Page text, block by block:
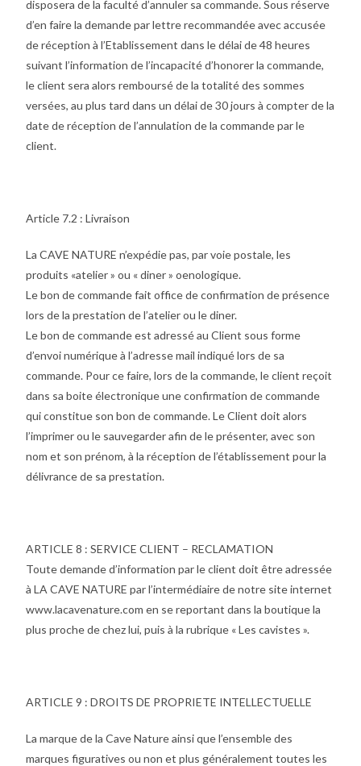
disposera de la faculté d’annuler sa commande. Sous réserve
d’en faire la demande par lettre recommandée avec accusée
de réception à l’Etablissement dans le délai de 48 heures
suivant l’information de l’incapacité d’honorer la commande,
le client sera alors remboursé de la totalité des sommes
versées, au plus tard dans un délai de 30 jours à compter de la
date de réception de l’annulation de la commande par le
client.
Article 7.2 : Livraison
La CAVE NATURE n’expédie pas, par voie postale, les
produits «atelier » ou « diner » oenologique.
Le bon de commande fait office de confirmation de présence
lors de la prestation de l’atelier ou le diner.
Le bon de commande est adressé au Client sous forme
d’envoi numérique à l’adresse mail indiqué lors de sa
commande. Pour ce faire, lors de la commande, le client reçoit
dans sa boite électronique une confirmation de commande
qui constitue son bon de commande. Le Client doit alors
l’imprimer ou le sauvegarder afin de le présenter, avec son
nom et son prénom, à la réception de l’établissement pour la
délivrance de sa prestation.
ARTICLE 8 : SERVICE CLIENT – RECLAMATION
Toute demande d’information par le client doit être adressée
à LA CAVE NATURE par l’intermédiaire de notre site internet
www.lacavenature.com en se reportant dans la boutique la
plus proche de chez lui, puis à la rubrique « Les cavistes ».
ARTICLE 9 : DROITS DE PROPRIETE INTELLECTUELLE
La marque de la Cave Nature ainsi que l’ensemble des
marques figuratives ou non et plus généralement toutes les